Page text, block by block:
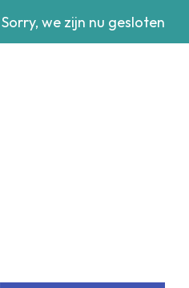
Sorry, we zijn nu gesloten